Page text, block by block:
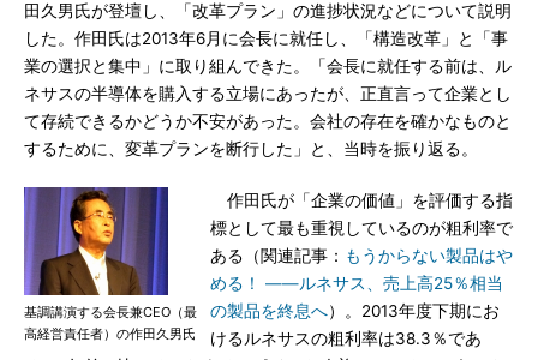
田久男氏が登壇し、「改革プラン」の進捗状況などについて説明
した。作田氏は2013年6月に会長に就任し、「構造改革」と「事
業の選択と集中」に取り組んできた。「会長に就任する前は、ル
ネサスの半導体を購入する立場にあったが、正直言って企業とし
て存続できるかどうか不安があった。会社の存在を確かなものと
するために、変革プランを断行した」と、当時を振り返る。
基調講演する会長兼CEO（最
高経営責任者）の作田久男氏
作田氏が「企業の価値」を評価する指
標として最も重視しているのが粗利率で
ある（関連記事： もうからない製品はや
める！ ――ルネサス、売上高25％相当
の製品を終息へ）。2013年度下期にお
けるルネサスの粗利率は38.3％であ